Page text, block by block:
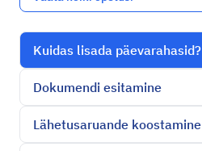
Kuidas lisada päevarahasid?
Dokumendi esitamine
Lähetusaruande koostamine